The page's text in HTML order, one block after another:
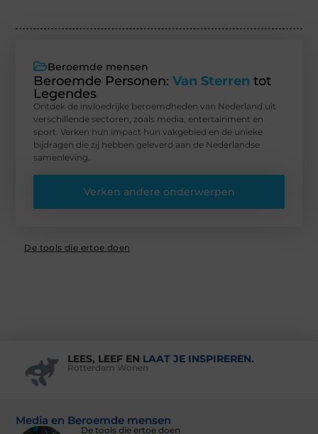
Beroemde mensen
Beroemde Personen:Van Sterren tot
Legendes
Ontdek de invloedrijke beroemdheden van Nederland uit
verschillende sectoren, zoals media, entertainment en
sport. Verken hun impact hun vakgebied en de unieke
bijdragen die zij hebben geleverd aan de Nederlandse
samenleving.
Verken andere onderwerpen
De tools die ertoe doen
LEES, LEEF EN LAAT JE INSPIREREN.
Rotterdam Wonen
Media en Beroemde mensen
De tools die ertoe doen